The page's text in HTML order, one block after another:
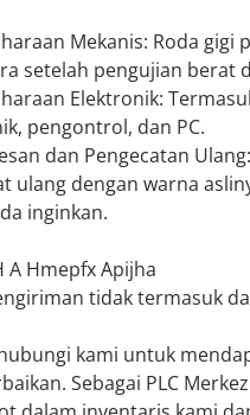
Mekanis: Roda
setelah pengujian berat
Elektronik:
pengontrol, dan PC.
dan Pengecatan
ulang dengan warna
inginkan.
A Hmepfx Apijha
tidak termasuk
kami untuk
Sebagai PLC